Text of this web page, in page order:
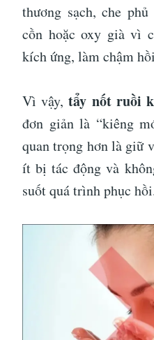
thương sạch, che
cồn hoặc oxy già vì
kích ứng, làm chậm
Vì vậy,tẩy nốt ruồi
đơn giản là “kiêng
quan trọng hơn là giữ
ít bị tác động và
suốt quá trình phục